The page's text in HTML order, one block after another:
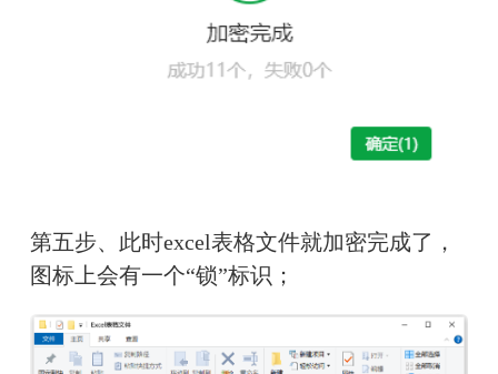
第五步、此时excel表格文件就加密完成了，
图标上会有一个“锁”标识；